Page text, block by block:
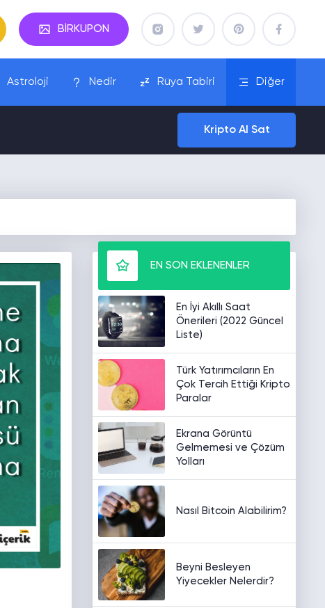
BİRKUPON
Astroloji Nedir Rüya Tabiri Diğer
Kripto Al Sat
EN SON EKLENENLER
En İyi Akıllı Saat
Önerileri (2022 Güncel
Liste)
Türk Yatırımcıların En
Çok Tercih Ettiği Kripto
Paralar
Ekrana Görüntü
Gelmemesi ve Çözüm
Yolları
Nasıl Bitcoin Alabilirim?
Beyni Besleyen
Yiyecekler Nelerdir?